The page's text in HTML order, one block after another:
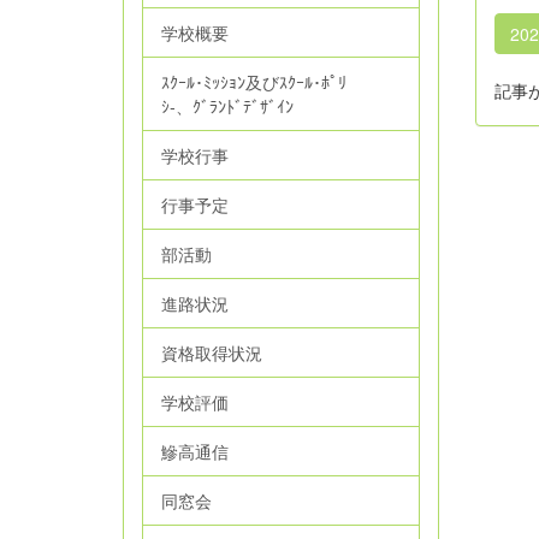
記事
学校概要
ｽｸｰﾙ･ﾐｯｼｮﾝ及びｽｸｰﾙ･ﾎﾟﾘ
ｼ‐、ｸﾞﾗﾝﾄﾞﾃﾞｻﾞｲﾝ
学校行事
行事予定
部活動
進路状況
資格取得状況
学校評価
鰺高通信
同窓会